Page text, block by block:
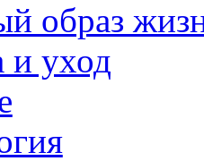
образ
и уход